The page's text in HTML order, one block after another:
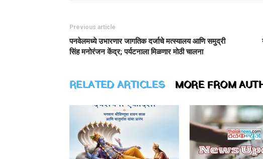
Previous article
पनवेलमध्ये उभारणार जागतिक दर्जाचे मत्स्यालय आणि समुद्री
सिंह मनोरंजन केंद्र; पर्यटनाला मिळणार मोठी चालना
RELATED ARTICLES MORE FROM